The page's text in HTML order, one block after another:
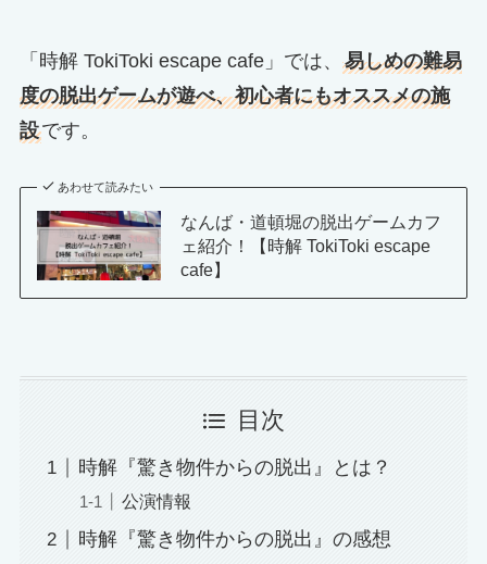
「時解 TokiToki escape cafe」では、 易しめの難易
度の脱出ゲームが遊べ、初心者にもオススメの施
設です。
あわせて読みたい
なんば・道頓堀の脱出ゲームカフ
ェ紹介！【時解 TokiToki escape
cafe】
目次
時解『驚き物件からの脱出』とは？
公演情報
時解『驚き物件からの脱出』の感想